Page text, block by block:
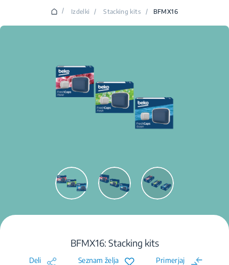
/ Izdelki / Stacking kits / BFMX16
BFMX16: Stacking kits
Deli Seznam želja Primerjaj